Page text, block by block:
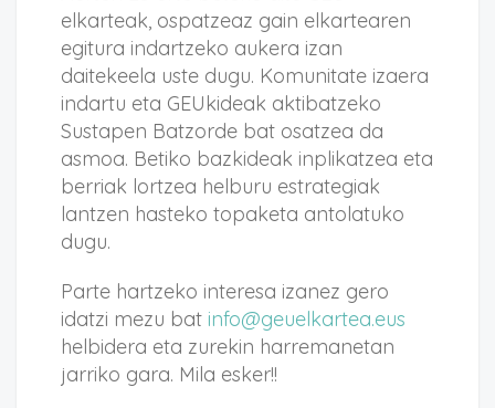
elkarteak, ospatzeaz gain elkartearen
egitura indartzeko aukera izan
daitekeela uste dugu. Komunitate izaera
indartu eta GEUkideak aktibatzeko
Sustapen Batzorde bat osatzea da
asmoa. Betiko bazkideak inplikatzea eta
berriak lortzea helburu estrategiak
lantzen hasteko topaketa antolatuko
dugu.
Parte hartzeko interesa izanez gero
idatzi mezu bat info@geuelkartea.eus
helbidera eta zurekin harremanetan
jarriko gara. Mila esker!!